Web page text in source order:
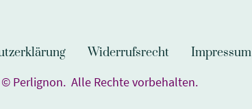
Widerrufsrecht Impressum
© Perlignon. Alle Rechte vorbehalten.